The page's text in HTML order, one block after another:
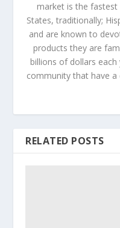
market is the
States, traditionally;
and are known to
products they are
billions of dollars
community that have
RELATED POSTS